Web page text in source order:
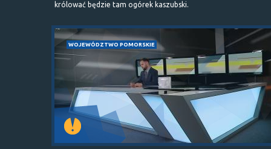
królować będzie tam ogórek kaszubski.
WOJEWÓDZTWO POMORSKIE